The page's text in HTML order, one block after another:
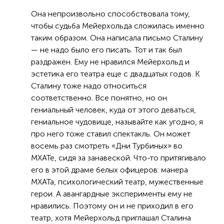
Она непроизвольно способствовала тому,
чтобы судьба Мейерхольда сложилась именно
таким образом. Она написала письмо Сталину
— не надо было его писать. Тот и так был
раздражен. Ему не нравился Мейерхольд и
эстетика его театра еще с двадцатых годов. К
Сталину тоже надо относиться
соответственно. Все понятно, но он
гениальный человек, куда от этого деваться,
гениальное чудовище, называйте как угодно, я
про него тоже ставил спектакль. Он может
восемь раз смотреть «Дни Турбиных» во
МХАТе, сидя за занавеской. Что-то притягивало
его в этой драме белых офицеров: манера
МХАТа, психологический театр, мужественные
герои. А авангардные эксперименты ему не
нравились. Поэтому он и не приходил в его
театр, хотя Мейерхольд приглашал Сталина